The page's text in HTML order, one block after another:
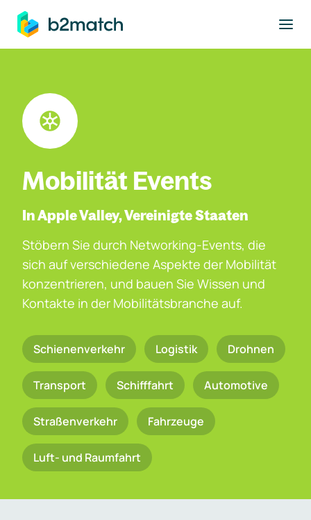
springen
Mobilität Events
In Apple Valley, Vereinigte Staaten
Stöbern Sie durch Networking-Events, die
sich auf verschiedene Aspekte der Mobilität
konzentrieren, und bauen Sie Wissen und
Kontakte in der Mobilitätsbranche auf.
Schienenverkehr Logistik Drohnen
Transport Schifffahrt Automotive
Straßenverkehr Fahrzeuge
Luft- und Raumfahrt